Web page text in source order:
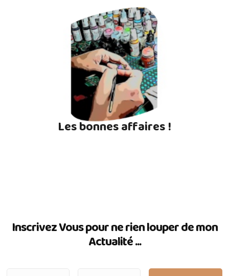
Les bonnes affaires !
Inscrivez Vous pour ne rien louper de mon
Actualité ...